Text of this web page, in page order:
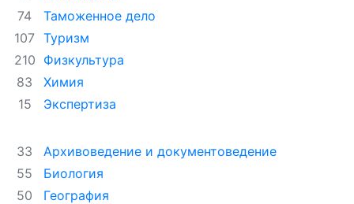
74
Таможенное дело
107 Туризм
210 Физкультура
83
Химия
15
Экспертиза
33
Архивоведение и документоведение
55
Биология
50
География